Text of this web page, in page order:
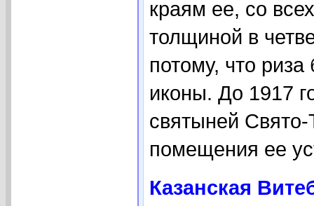
краям ее, со
толщиной в
потому, что
иконы. До 1917
святыней Свято-
помещения ее
Казанская